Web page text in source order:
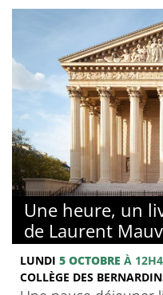
Une heure, un
de Laurent
LUNDI 5 OCTOBRE À
COLLÈGE DES